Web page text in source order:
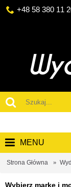
+48 58 380 11
MENU
Strona Główna
Wybierz markę i